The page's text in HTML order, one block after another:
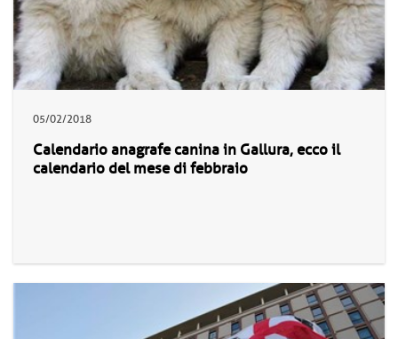
05/02/2018
Calendario anagrafe canina in Gallura, ecco il
calendario del mese di febbraio